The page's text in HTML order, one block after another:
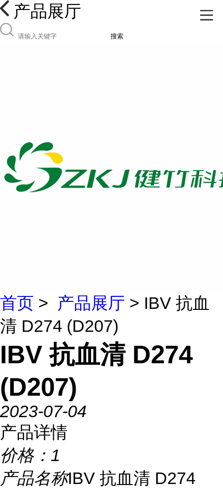
产品展厅
搜索
首页 > 产品展厅 > IBV 抗血
清 D274 (D207)
IBV 抗血清 D274
(D207)
2023-07-04
产品详情
价格： 1
产品名称IBV 抗血清 D274